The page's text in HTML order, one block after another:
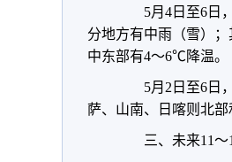
5月4日至6日，
分地方有中雨（雪）
中东部有4～6℃降温。
5月2日至6日，
萨、山南、日喀则北部
三、未来11～